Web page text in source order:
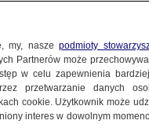
my, naszepodmioty
Partnerów może
w celu zapewnienia
przetwarzanie danych
cookie. Użytkownik może
interes w dowolnym